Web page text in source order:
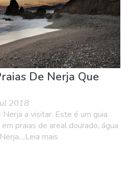
De Nerja Que
2018
a visitar. Este é um guia
praias de areal dourado, água
mais